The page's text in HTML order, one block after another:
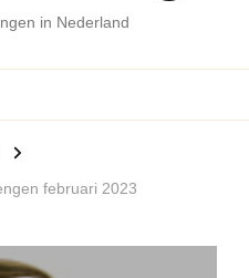
in Nederland
februari 2023